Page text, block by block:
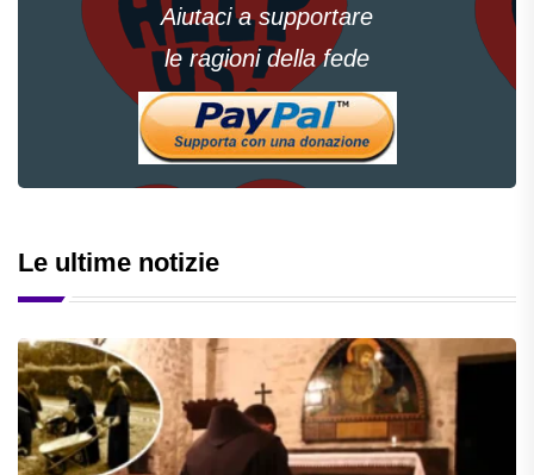
Aiutaci a supportare
le ragioni della fede
Le ultime notizie